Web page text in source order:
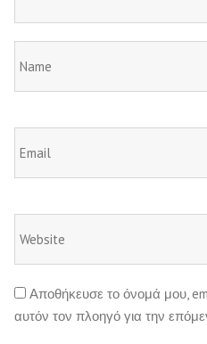
Αποθήκευσε το όνομά μου,
αυτόν τον πλοηγό για την